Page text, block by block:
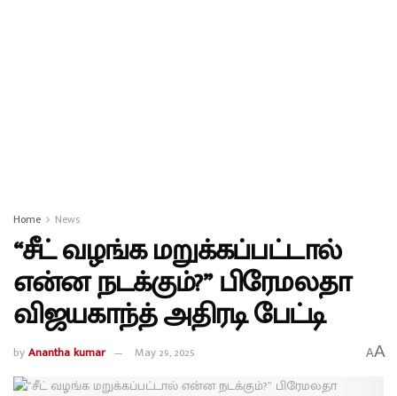
Home News
“சீட் வழங்க மறுக்கப்பட்டால்
என்ன நடக்கும்?” பிரேமலதா
விஜயகாந்த் அதிரடி பேட்டி
byAnantha kumar May 29, 2025 AA